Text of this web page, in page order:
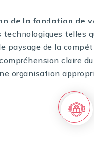
de la fondation de
telles
paysage de la
claire
organisation